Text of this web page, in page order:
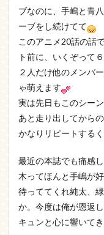
ブなのに、手嶋と青
ーブをし続けてて
このアニメ20話の話
ト前に、いくぞって
２人だけ他のメンバ
ゃ萌えます
実は先日もこのシー
あと走り出してから
かなりリピートする
最近の本誌でも痛感
木ってほんと手嶋が
待っててくれ純太、
か。今度は俺が恩返
キュンと心に響いて